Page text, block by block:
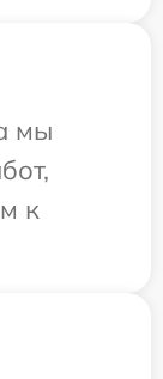
мы
к